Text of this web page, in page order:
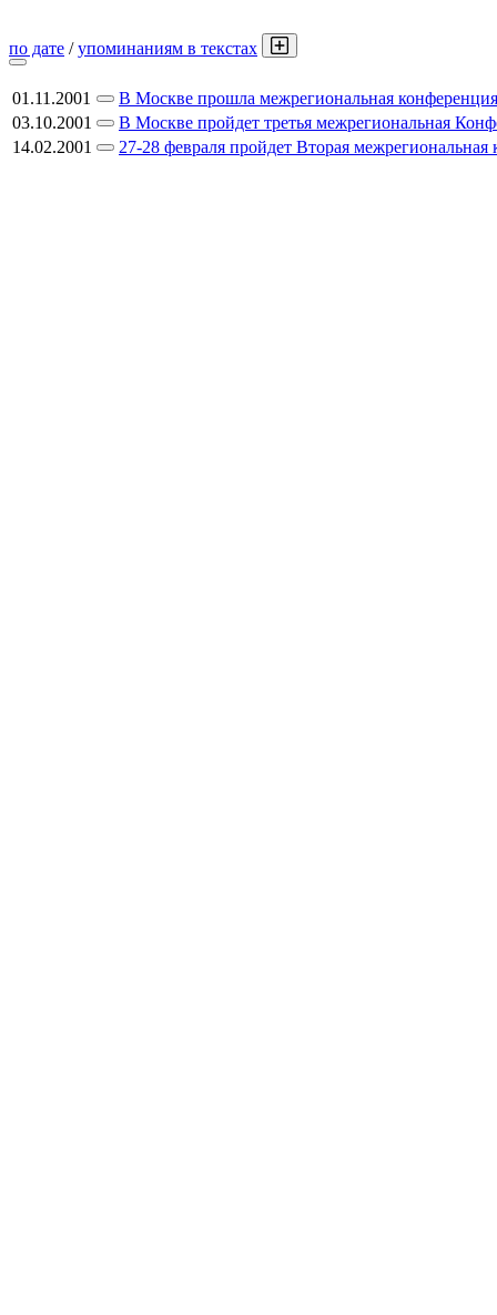
по дате /упоминаниям в текстах
01.11.2001
В Москве прошла межрегиональная
03.10.2001
В Москве пройдет третья межрегиональная
14.02.2001
27-28 февраля пройдет Вторая